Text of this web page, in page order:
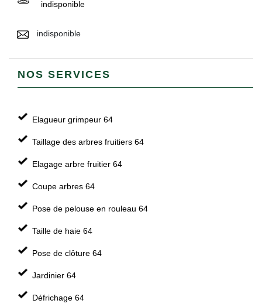
indisponible
indisponible
NOS SERVICES
Elagueur grimpeur 64
Taillage des arbres fruitiers 64
Elagage arbre fruitier 64
Coupe arbres 64
Pose de pelouse en rouleau 64
Taille de haie 64
Pose de clôture 64
Jardinier 64
Défrichage 64